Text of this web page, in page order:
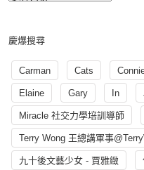
慶爆搜尋
Carman Cats
Elaine Gary In
Miracle 社交力學培訓導師
Terry Wong 王總講軍事
九十後文藝少女 - 賈雅緻